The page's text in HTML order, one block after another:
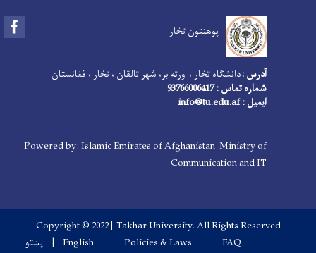
پوهنتون تخار
آدرس :دانشگاه تخار ، اورته بز، شهر تالقان ، تخار ،افغانستان
شماره تماس : 93766006417
ایمیل : info@tu.edu.af
Powered by: Islamic Emirates of Afghanistan Ministry of
Communication and IT
Copyright © 2022 | Takhar University. All Rights Reserved
Footer menu
FAQ
Policies & Laws
English پښتو